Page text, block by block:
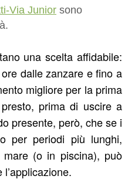
Via Junior sono
una scelta affidabile:
dalle zanzare e fino a
migliore per la prima
prima di uscire a
presente, però, che se i
per periodi più lunghi,
(o in piscina), può